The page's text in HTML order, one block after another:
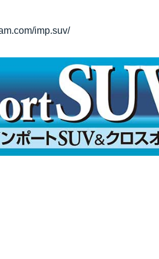
imp.suv/